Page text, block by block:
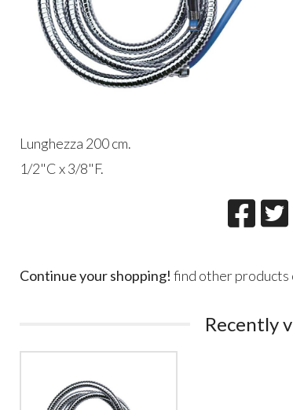
Lunghezza 200 cm.
1/2"C x 3/8"F.
Continue your shopping! find other products
Recently